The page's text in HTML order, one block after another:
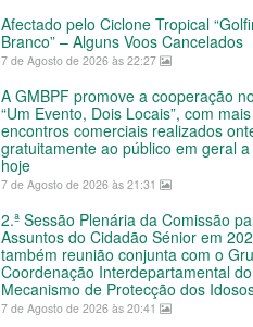
Afectado pelo Ciclone Tropical
Branco” – Alguns Voos Cancelados
7 de Agosto de 2026 às 22:27
A GMBPF promove a cooperação
“Um Evento, Dois Locais”, com
encontros comerciais realizados
gratuitamente ao público em geral
hoje
7 de Agosto de 2026 às 21:31
2.ª Sessão Plenária da Comissão
Assuntos do Cidadão Sénior em
também reunião conjunta com o
Coordenação Interdepartamental do
Mecanismo de Protecção dos
7 de Agosto de 2026 às 20:41